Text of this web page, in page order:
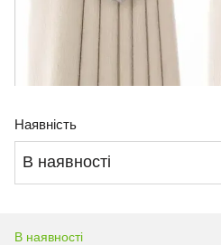
Наявність
В наявності
В наявності